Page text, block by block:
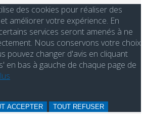
des cookies pour réaliser des
améliorer votre expérience. En
services seront amenés à ne
Nous conservons votre choix
pouvez changer d'avis en cliquant
en bas à gauche de chaque page de
ACCEPTER
TOUT REFUSER